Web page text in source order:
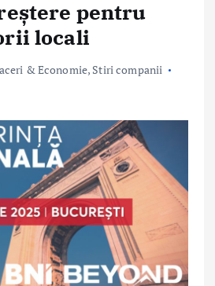
pentru
locali
& Economie, Stiri companii